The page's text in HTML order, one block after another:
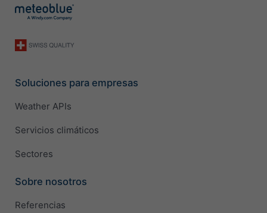
Soluciones para empresas
Weather APIs
Servicios climáticos
Sectores
Sobre nosotros
Referencias